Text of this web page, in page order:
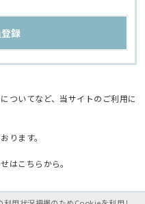
ついてなど、当サイトのご利用に
ります。
はこちらから。